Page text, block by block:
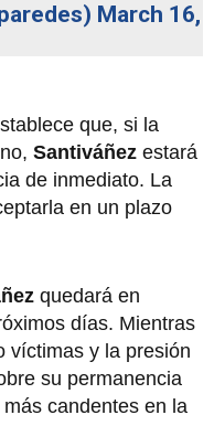
March 16,
que, si la
Santiváñez estará
de inmediato. La
en un plazo
quedará en
días. Mientras
víctimas y la presión
su permanencia
candentes en la